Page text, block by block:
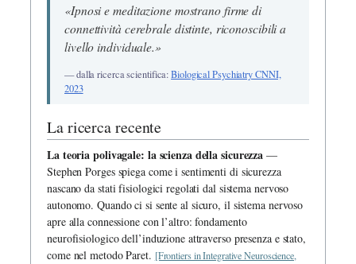
«Ipnosi e meditazione mostrano firme di
connettività cerebrale distinte, riconoscibili a
livello individuale.»
— dalla ricerca scientifica:Biological Psychiatry CNNI,
2023
La ricerca recente
La teoria polivagale: la scienza della sicurezza —
Stephen Porges spiega come i sentimenti di sicurezza
nascano da stati fisiologici regolati dal sistema nervoso
autonomo. Quando ci si sente al sicuro, il sistema nervoso
apre alla connessione con l’altro: fondamento
neurofisiologico dell’induzione attraverso presenza e stato,
come nel metodo Paret. [Frontiers in Integrative Neuroscience,